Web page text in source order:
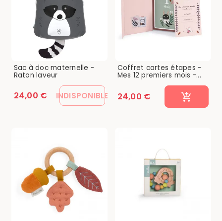
Sac à doc maternelle -
Raton laveur
24,00 € INDISPONIBLE
Coffret cartes étapes -
Mes 12 premiers mois -...
24,00 €